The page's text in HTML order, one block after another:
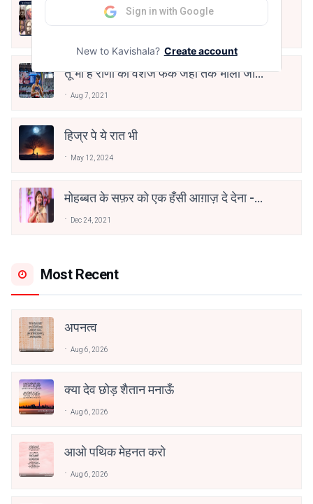
10 Greatest Hindi Poets Of India
तू भी है राणा का वंशज फेंक जहां तक भाला जाए:
Aug 7, 2021
हिज्र पे ये रात भी
May 12, 2024
मोहब्बत के सफ़र को एक हँसी आग़ाज़ दे देना -
Dec 24, 2021
Most Recent
अपनत्व
Aug 6, 2026
क्या देव छोड़ शैतान मनाऊँ
Aug 6, 2026
आओ पथिक मेहनत करो
Aug 6, 2026
Sign in with Google
New to Kavishala? Create account